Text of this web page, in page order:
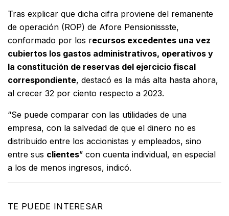
Tras explicar que dicha cifra proviene del remanente
de operación (ROP) de Afore Pensionissste,
conformado por los recursos excedentes una vez
cubiertos los gastos administrativos, operativos y
la constitución de reservas del ejercicio fiscal
correspondiente, destacó es la más alta hasta ahora,
al crecer 32 por ciento respecto a 2023.
“Se puede comparar con las utilidades de una
empresa, con la salvedad de que el dinero no es
distribuido entre los accionistas y empleados, sino
entre sus clientes” con cuenta individual, en especial
a los de menos ingresos, indicó.
TE PUEDE INTERESAR